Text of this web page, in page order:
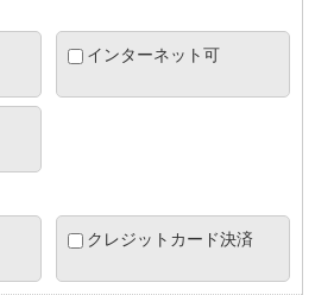
インターネット可
クレジットカード決済